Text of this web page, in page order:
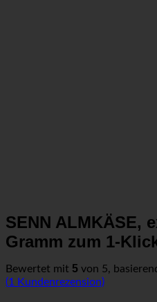
SENN ALMKÄSE,
Gramm zum 1-
Bewertet mit 5 von 5,
(1 Kundenrezension)